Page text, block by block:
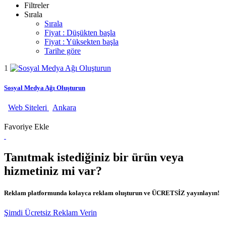
Filtreler
Sırala
Sırala
Fiyat : Düşükten başla
Fiyat : Yüksekten başla
Tarihe göre
1
Sosyal Medya Ağı Oluşturun
Web Siteleri Ankara
Favoriye Ekle
Tanıtmak istediğiniz bir ürün veya
hizmetiniz mi var?
Reklam platformunda kolayca reklam oluşturun ve ÜCRETSİZ yayınlayın!
Şimdi Ücretsiz Reklam Verin